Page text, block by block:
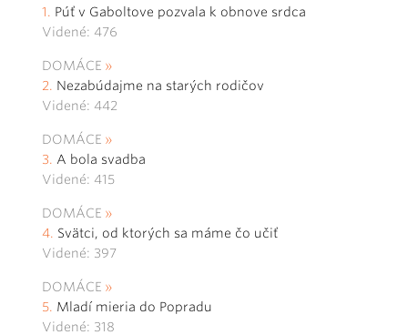
Púť v Gaboltove pozvala k obnove srdca
Videné: 476
DOMÁCE
Nezabúdajme na starých rodičov
Videné: 442
DOMÁCE
A bola svadba
Videné: 415
DOMÁCE
Svätci, od ktorých sa máme čo učiť
Videné: 397
DOMÁCE
Mladí mieria do Popradu
Videné: 318